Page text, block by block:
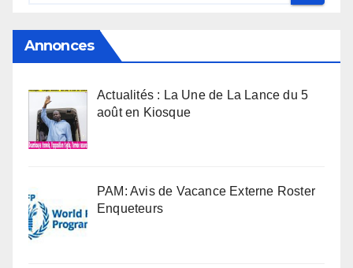
Annonces
Actualités : La Une de La Lance du 5
août en Kiosque
PAM: Avis de Vacance Externe Roster
Enqueteurs